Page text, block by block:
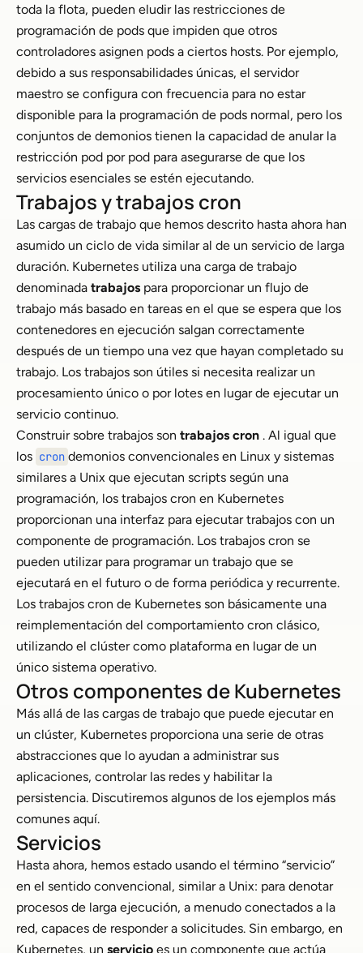
toda la flota, pueden eludir las restricciones de
programación de pods que impiden que otros
controladores asignen pods a ciertos hosts. Por ejemplo,
debido a sus responsabilidades únicas, el servidor
maestro se configura con frecuencia para no estar
disponible para la programación de pods normal, pero los
conjuntos de demonios tienen la capacidad de anular la
restricción pod por pod para asegurarse de que los
servicios esenciales se estén ejecutando.
Trabajos y trabajos cron
Las cargas de trabajo que hemos descrito hasta ahora han
asumido un ciclo de vida similar al de un servicio de larga
duración. Kubernetes utiliza una carga de trabajo
denominada trabajos para proporcionar un flujo de
trabajo más basado en tareas en el que se espera que los
contenedores en ejecución salgan correctamente
después de un tiempo una vez que hayan completado su
trabajo. Los trabajos son útiles si necesita realizar un
procesamiento único o por lotes en lugar de ejecutar un
servicio continuo.
Construir sobre trabajos son trabajos cron . Al igual que
los cron demonios convencionales en Linux y sistemas
similares a Unix que ejecutan scripts según una
programación, los trabajos cron en Kubernetes
proporcionan una interfaz para ejecutar trabajos con un
componente de programación. Los trabajos cron se
pueden utilizar para programar un trabajo que se
ejecutará en el futuro o de forma periódica y recurrente.
Los trabajos cron de Kubernetes son básicamente una
reimplementación del comportamiento cron clásico,
utilizando el clúster como plataforma en lugar de un
único sistema operativo.
Otros componentes de Kubernetes
Más allá de las cargas de trabajo que puede ejecutar en
un clúster, Kubernetes proporciona una serie de otras
abstracciones que lo ayudan a administrar sus
aplicaciones, controlar las redes y habilitar la
persistencia. Discutiremos algunos de los ejemplos más
comunes aquí.
Servicios
Hasta ahora, hemos estado usando el término “servicio”
en el sentido convencional, similar a Unix: para denotar
procesos de larga ejecución, a menudo conectados a la
red, capaces de responder a solicitudes. Sin embargo, en
Kubernetes, un servicio es un componente que actúa